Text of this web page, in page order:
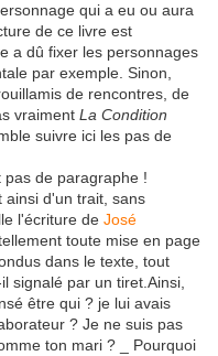
qui a eu ou aura
de ce livre est
a dû fixer les personnages
par exemple. Sinon,
de rencontres, de
vraiment La Condition
suivre ici les pas de
pas de paragraphe !
ainsi d'un trait, sans
l'écriture de José
toute mise en page
dans le texte, tout
signalé par un tiret.Ainsi,
être qui ? je lui avais
? Je ne suis pas
ton mari ? _ Pourquoi